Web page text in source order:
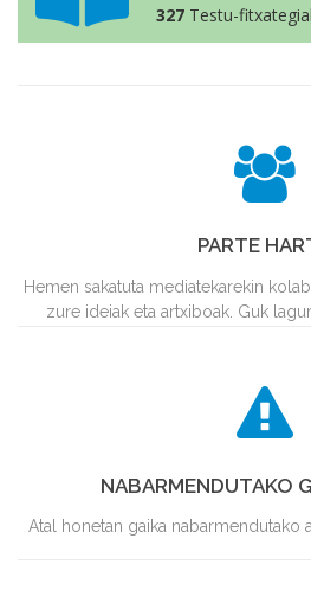
327 Testu-
PARTE
Hemen sakatuta mediatekarekin
zure ideiak eta artxiboak. Guk
NABARMENDUTAKO
Atal honetan gaika nabarmendutako